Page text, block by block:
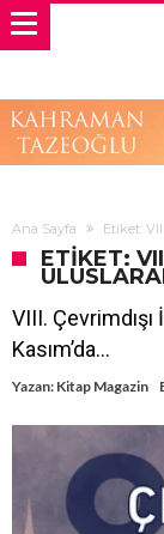
Ana Sayfa Etiket:
ETIKET:
VIII.
Kasım’da…
Yazan: Kitap Magazin